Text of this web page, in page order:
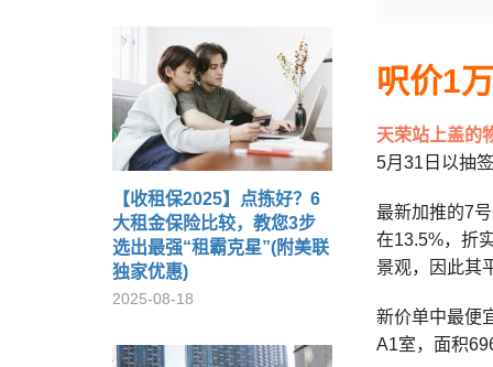
【收租保2025】点拣好？6
大租金保险比较，教您3步
选出最强“租霸克星”(附美联
独家优惠)
2025-08-18
呎价1
天荣站上盖的
5月31日以抽
最新加推的7
在13.5%，折
景观，因此其
新价单中最便
A1室，面积